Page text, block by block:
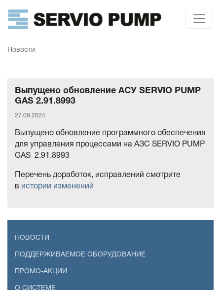
Новости
Выпущено обновление АСУ SERVIO PUMP
GAS 2.91.8993
27.09.2024
Выпущено обновление программного обеспечения
для управления процессами на АЗС SERVIO PUMP
GAS 2.91.8993
Перечень доработок, исправлений смотрите
в истории изменений
НОВОСТИ
ПОДДЕРЖИВАЕМОЕ ОБОРУДОВАНИЕ
ПРОМО-АКЦИИ
О СИСТЕМЕ